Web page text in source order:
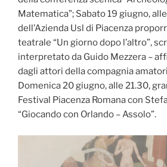
Matematica”; Sabato 19 giugno,
dell’Azienda Usl di Piacenza
teatrale “Un giorno dopo l’altro”,
interpretato da Guido Mezzera –
dagli attori della compagnia
Domenica 20 giugno, alle 21.30,
Festival Piacenza Romana con
“Giocando con Orlando – Assolo”.